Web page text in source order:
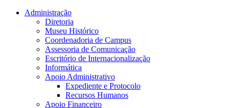
Conteúdo principal Menu principal
Administração
Diretoria
Museu Histórico
Coordenadoria de Campus
Assessoria de Comunicação
Escritório de Internacionalização
Informática
Apoio Administrativo
Expediente e Protocolo
Recursos Humanos
Apoio Financeiro